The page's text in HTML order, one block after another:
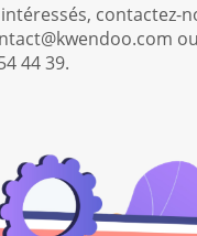
contactez-
44 39.